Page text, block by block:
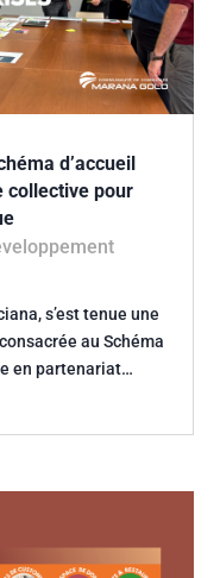
d’accueil
collective pour
s’est tenue une
au Schéma
en partenariat…